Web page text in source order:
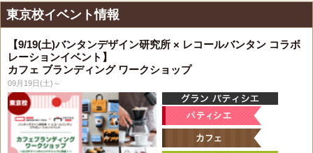
東京校イベント情報
【9/19(土)バンタンデザイン研究所 × レコールバンタン コラボ
レーションイベント】
カフェ ブランディング ワークショップ
09月19日(土)～